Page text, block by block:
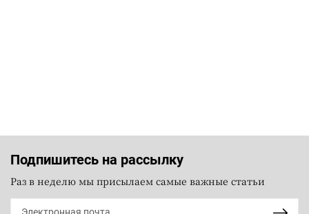
Подпишитесь на рассылку
Раз в неделю мы присылаем самые важные статьи